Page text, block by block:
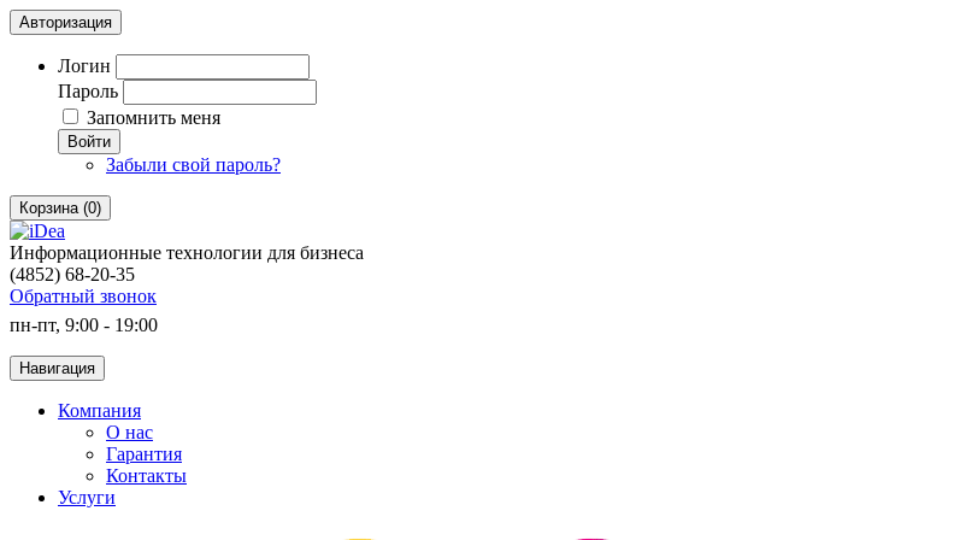
Авторизация
Логин
Пароль
Запомнить меня
Войти
Забыли свой пароль?
Корзина (0)
Информационные технологии для бизнеса
(4852) 68-20-35
Обратный звонок
пн-пт, 9:00 - 19:00
Навигация
Компания
О нас
Гарантия
Контакты
Услуги